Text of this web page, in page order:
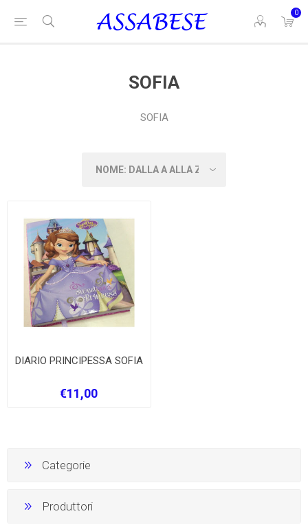
0
SOFIA
SOFIA
DIARIO PRINCIPESSA SOFIA
€11,00
Categorie
Produttori